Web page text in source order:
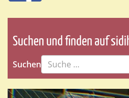
Suchen und finden auf
Suchen